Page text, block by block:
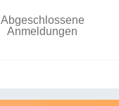
Abgeschlossene
Anmeldungen